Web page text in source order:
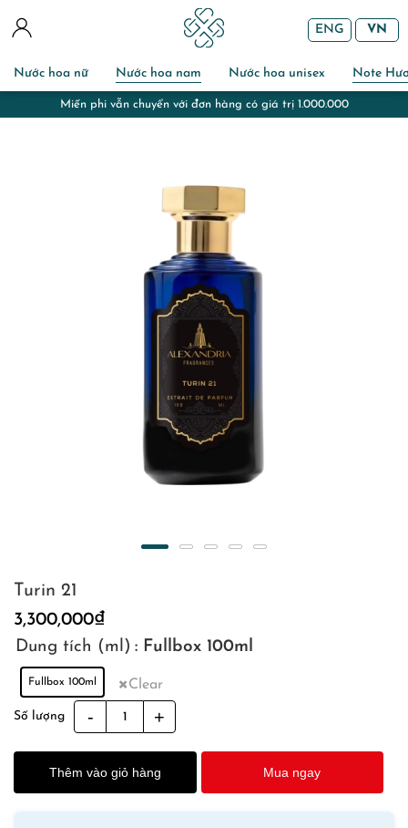
Nước hoa nữ Nước hoa nam Nước hoa unisex Note
ENG VN
Miễn phí gói quà và chuẩn bị thiệp với đơn hàng đi tặng
Turin 21
3,300,000₫
Dung tích (ml) : Fullbox 100ml
Fullbox 100ml Clear
Số lượng
21
quantity
Thêm vào giỏ hàng
Mua ngay